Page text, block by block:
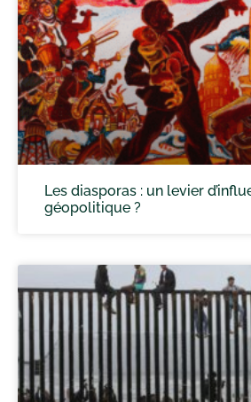
Les diasporas : un levier
géopolitique ?